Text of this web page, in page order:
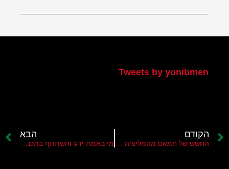
Tweets by yonibmen
הקודם
החשש של חמאס מהמליציה של יאסר אבו שבאב
הבא
מי באמת ידע והשתתף בתכנון מתקפת "7 באוקטובר"?